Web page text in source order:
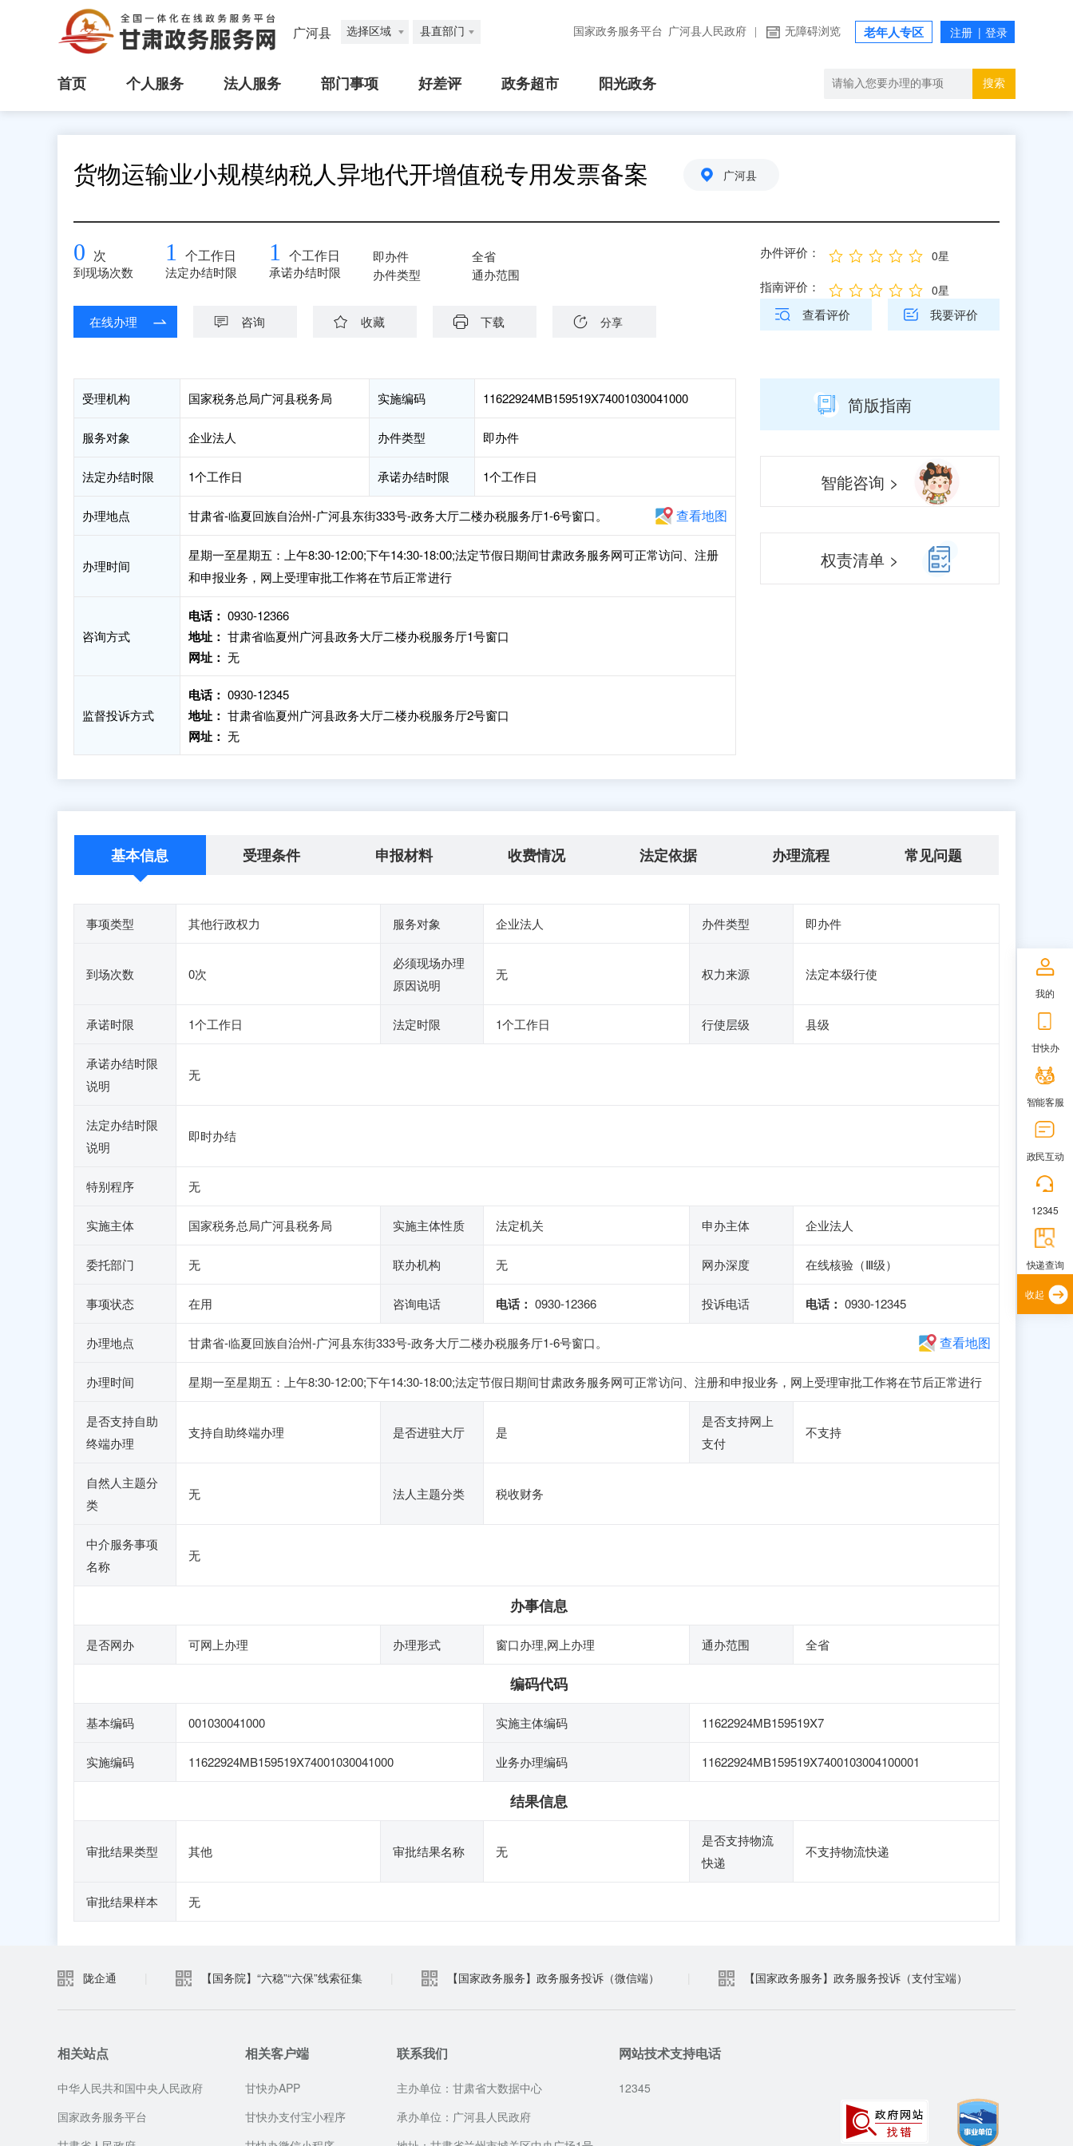
广河县 选择区域 县直部门 国家政务服务平台 广河县人民政府 无障碍浏览 老年人专区
首页 个人服务 法人服务 部门事项 好差评 政务超市 阳光政务 搜索
货物运输业小规模纳税人异地代开增值税专用发票备案 广河县
0 次
到现场次数
1 个工作日
法定办结时限
1 个工作日
承诺办结时限
即办件
办件类型
全省
通办范围
在线办理 咨询 收藏 下载 分享
办件评价： 0星
指南评价： 0星
查看评价 我要评价
受理机构 国家税务总局广河县税务局 实施编码 11622924MB159519X74001030041000
服务对象 企业法人 办件类型 即办件
法定办结时限 1个工作日 承诺办结时限 1个工作日
办理地点 甘肃省-临夏回族自治州-广河县东街333号-政务大厅二楼办税服务厅1-6号窗口。 查看地图
办理时间
星期一至星期五：上午8:30-12:00;下午14:30-18:00;法定节假日期间甘肃政务服务网可正常访问、注册
和申报业务，网上受理审批工作将在节后正常进行
咨询方式
电话： 0930-12366
地址： 甘肃省临夏州广河县政务大厅二楼办税服务厅1号窗口
网址： 无
监督投诉方式
电话： 0930-12345
地址： 甘肃省临夏州广河县政务大厅二楼办税服务厅2号窗口
网址： 无
简版指南
智能咨询 >
权责清单 >
基本信息 受理条件 申报材料 收费情况 法定依据 办理流程 常见问题
事项类型 其他行政权力 服务对象 企业法人 办件类型 即办件
到场次数 0次
必须现场办理
原因说明
无 权力来源 法定本级行使
承诺时限 1个工作日 法定时限 1个工作日 行使层级 县级
承诺办结时限
说明
无
法定办结时限
说明
即时办结
特别程序 无
实施主体 国家税务总局广河县税务局 实施主体性质 法定机关 申办主体 企业法人
委托部门 无 联办机构 无 网办深度 在线核验（Ⅲ级）
事项状态 在用 咨询电话 电话： 0930-12366 投诉电话 电话： 0930-12345
办理地点 甘肃省-临夏回族自治州-广河县东街333号-政务大厅二楼办税服务厅1-6号窗口。 查看地图
办理时间 星期一至星期五：上午8:30-12:00;下午14:30-18:00;法定节假日期间甘肃政务服务网可正常访问、注册和申报业务，网上受理审批工作将在节后正常进行
是否支持自助
终端办理
支持自助终端办理 是否进驻大厅 是
是否支持网上
支付
不支持
自然人主题分
类
无 法人主题分类 税收财务
中介服务事项
名称
无
办事信息
是否网办 可网上办理 办理形式 窗口办理,网上办理 通办范围 全省
编码代码
基本编码 001030041000 实施主体编码 11622924MB159519X7
实施编码 11622924MB159519X74001030041000 业务办理编码 11622924MB159519X7400103004100001
结果信息
审批结果类型 其他 审批结果名称 无
是否支持物流
快递
不支持物流快递
审批结果样本 无
陇企通 【国务院】“六稳”“六保”线索征集 【国家政务服务】政务服务投诉（微信端） 【国家政务服务】政务服务投诉（支付宝端）
相关站点
中华人民共和国中央人民政府
国家政务服务平台
相关客户端
甘快办APP
甘快办支付宝小程序
联系我们
主办单位：甘肃省大数据中心
承办单位：广河县人民政府
网站技术支持电话
12345
我的
甘快办
智能客服
政民互动
12345
快递查询
收起